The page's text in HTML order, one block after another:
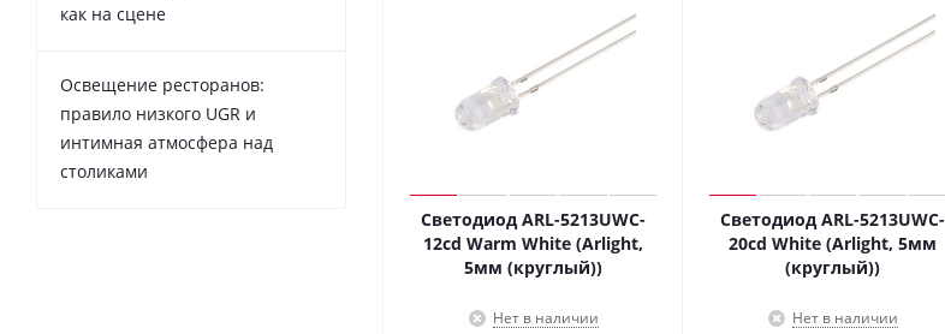
Светодиод ARL-5213UWC-
12cd Warm White (Arlight,
5мм (круглый))
Нет в наличии
Светодиод ARL-5213UWC-
20cd White (Arlight, 5мм
(круглый))
Нет в наличии
как на сцене
Освещение ресторанов:
правило низкого UGR и
интимная атмосфера над
столиками